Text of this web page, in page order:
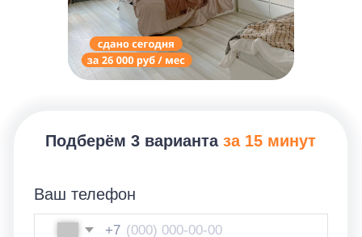
Подберем 3 варианта →
Я даю согласие наобработку
персональных данных
и согласен(-а) сполитикой